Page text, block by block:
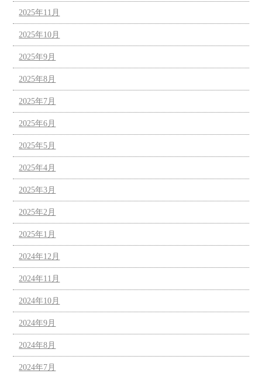
2025年11月
2025年10月
2025年9月
2025年8月
2025年7月
2025年6月
2025年5月
2025年4月
2025年3月
2025年2月
2025年1月
2024年12月
2024年11月
2024年10月
2024年9月
2024年8月
2024年7月